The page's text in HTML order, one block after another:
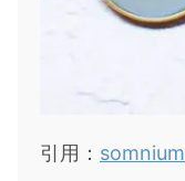
引用： somnium